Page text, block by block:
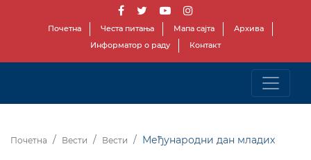
Почетна Честа питања Мапа сајта
Архива
Информатор о раду
Контакт
Почетна Вести Вести Међународни дан младих